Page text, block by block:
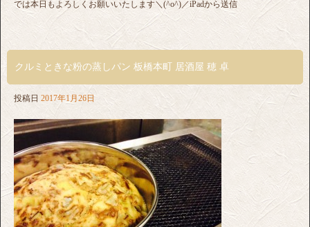
では本日もよろしくお願いいたします＼(^o^)／iPadから送信
クルミときな粉の蒸しパン 板橋本町 居酒屋 穂 卓
投稿日 2017年1月26日